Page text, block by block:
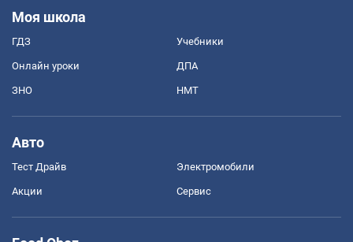
Моя школа
ГДЗ Учебники
Онлайн уроки ДПА
ЗНО НМТ
Авто
Тест Драйв Электромобили
Акции Сервис